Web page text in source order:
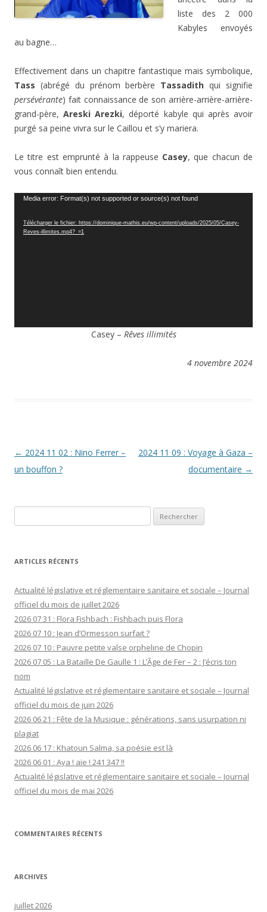
liste des 2 000
Kabyles envoyés
au bagne…
Effectivement dans un chapitre fantastique mais symbolique,
Tass (abrégé du prénom berbère Tassadith qui signifie
persévérante) fait connaissance de son arrière-arrière-arrière-
grand-père,Areski Arezki, déporté kabyle qui après avoir
purgé sa peine vivra sur le Caillou et s’y mariera.
Le titre est emprunté à la rappeuse Casey, que chacun de
vous connaît bien entendu.
Lecteur
Media error: Format(s) not supported or source(s) not found
Télécharger le fichier: https://dominique-mathis.eu/wp-content/uploads/2025/05/Casey-
Reves-illimites.mp4?_=1
Casey – Rêves illimités
4 novembre 2024
Navigation
des
← 2024 11 02 : Nino Ferrer –
un bouffon ?
2024 11 09 : Voyage à Gaza –
documentaire →
ARTICLES RÉCENTS
Actualité législative et réglementaire sanitaire et sociale – Journal
officiel du mois de juillet 2026
2026 07 31 : Flora Fishbach : Fishbach puis Flora
2026 07 10 : Jean d’Ormesson surfait ?
2026 07 10 : Pauvre petite valse orpheline de Chopin
2026 07 05 : La Bataille De Gaulle 1 : L’Âge de Fer – 2 : J’écris ton
nom
Actualité législative et réglementaire sanitaire et sociale – Journal
officiel du mois de juin 2026
2026 06 21 : Fête de la Musique : générations, sans usurpation ni
plagiat
2026 06 17 : Khatoun Salma, sa poésie est là
2026 06 01 : Aya ! aïe ! 241 347 !!
Actualité législative et réglementaire sanitaire et sociale – Journal
officiel du mois de mai 2026
COMMENTAIRES RÉCENTS
ARCHIVES
juillet 2026